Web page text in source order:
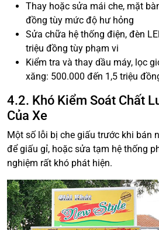
Thay hoặc sửa mái che, mặt
đồng tùy mức độ hư hỏng
Sửa chữa hệ thống điện, đèn
triệu đồng tùy phạm vi
Kiểm tra và thay dầu máy, lọc
xăng: 500.000 đến 1,5 triệu
4.2. Khó Kiểm Soát Chất
Của Xe
Một số lỗi bị che giấu trước khi bán
để giấu gỉ, hoặc sửa tạm hệ thống
nghiệm rất khó phát hiện.